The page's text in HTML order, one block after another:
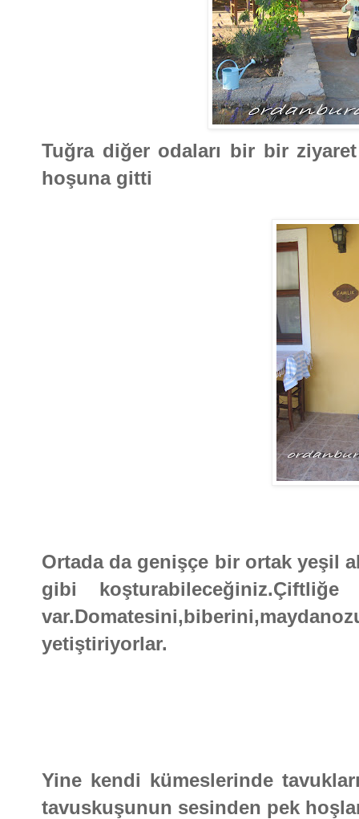
Tuğra diğer odaları bir bir
hoşuna gitti
Ortada da genişçe bir ortak yeşil
gibi
yetiştiriyorlar.
Yine kendi kümeslerinde
tavuskuşunun sesinden pek